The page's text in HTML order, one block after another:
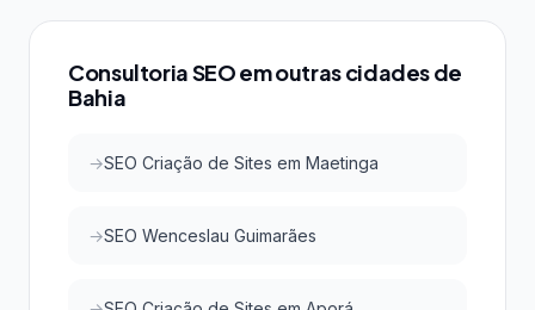
do Google e do Google Maps com investimento
Consultoria SEO em outras cidades de
Bahia
SEO Criação de Sites em Maetinga
SEO Wenceslau Guimarães